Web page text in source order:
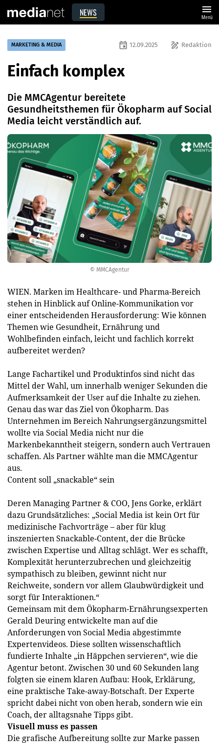
NEWS menu
Menü
© MMCAgentur
MARKETING & MEDIA draw Redaktion
event 12.09.2025
Einfach komplex
Die MMCAgentur bereitete
Gesundheitsthemen für Ökopharm auf Social
Media leicht verständlich auf.
WIEN. Marken im Healthcare- und Pharma-Bereich
stehen in Hinblick auf Online-Kommunikation vor
einer entscheidenden Herausforderung: Wie können
Themen wie Gesundheit, Ernährung und
Wohlbefinden einfach, leicht und fachlich korrekt
aufbereitet werden?
Lange Fachartikel und Produktinfos sind nicht das
Mittel der Wahl, um innerhalb weniger Sekunden die
Aufmerksamkeit der User auf die Inhalte zu ziehen.
Genau das war das Ziel von Ökopharm. Das
Unternehmen im Bereich Nahrungsergänzungsmittel
wollte via Social Media nicht nur die
Markenbekanntheit steigern, sondern auch Vertrauen
schaffen. Als Partner wählte man die MMCAgentur
aus.
Content soll „snackable“ sein
Deren Managing Partner & COO, Jens Gorke, erklärt
dazu Grundsätzliches: „Social Media ist kein Ort für
medizinische Fachvorträge – aber für klug
inszenierten Snackable-Content, der die Brücke
zwischen Expertise und Alltag schlägt. Wer es schafft,
Komplexität herunterzubrechen und gleichzeitig
sympathisch zu bleiben, gewinnt nicht nur
Reichweite, sondern vor allem Glaubwürdigkeit und
sorgt für Interaktionen.“
Gemeinsam mit dem Ökopharm-Ernährungsexperten
Gerald Deuring entwickelte man auf die
Anforderungen von Social Media abgestimmte
Expertenvideos. Diese sollten wissenschaftlich
fundierte Inhalte „in Häppchen servieren“, wie die
Agentur betont. Zwischen 30 und 60 Sekunden lang
folgten sie einem klaren Aufbau: Hook, Erklärung,
eine praktische Take-away-Botschaft. Der Experte
spricht dabei nicht von oben herab, sondern wie ein
Coach, der alltagsnahe Tipps gibt.
Visuell muss es passen
Die grafische Aufbereitung sollte zur Marke passen